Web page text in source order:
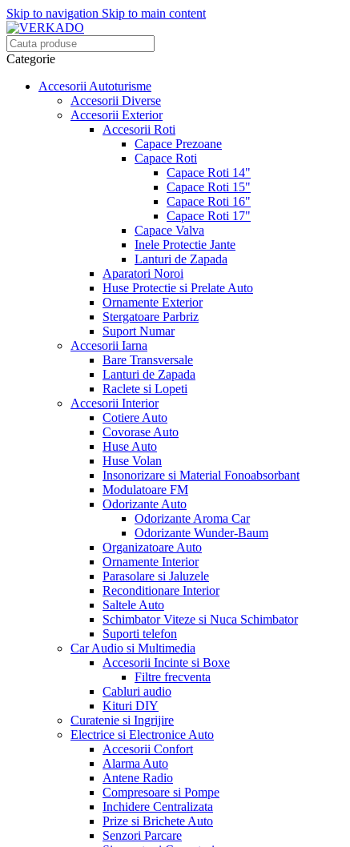
Skip to navigation Skip to main content
Categorie
Accesorii Autoturisme
Accesorii Diverse
Accesorii Exterior
Accesorii Roti
Capace Prezoane
Capace Roti
Capace Roti 14"
Capace Roti 15"
Capace Roti 16"
Capace Roti 17"
Capace Valva
Inele Protectie Jante
Lanturi de Zapada
Aparatori Noroi
Huse Protectie si Prelate Auto
Ornamente Exterior
Stergatoare Parbriz
Suport Numar
Accesorii Iarna
Bare Transversale
Lanturi de Zapada
Raclete si Lopeti
Accesorii Interior
Cotiere Auto
Covorase Auto
Huse Auto
Huse Volan
Insonorizare si Material Fonoabsorbant
Modulatoare FM
Odorizante Auto
Odorizante Aroma Car
Odorizante Wunder-Baum
Organizatoare Auto
Ornamente Interior
Parasolare si Jaluzele
Reconditionare Interior
Saltele Auto
Schimbator Viteze si Nuca Schimbator
Suporti telefon
Car Audio si Multimedia
Accesorii Incinte si Boxe
Filtre frecventa
Cabluri audio
Kituri DIY
Curatenie si Ingrijire
Electrice si Electronice Auto
Accesorii Confort
Alarma Auto
Antene Radio
Compresoare si Pompe
Inchidere Centralizata
Prize si Brichete Auto
Senzori Parcare